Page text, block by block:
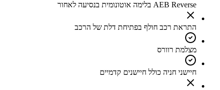
AEB Reverse בלימה אוטונומית בנסיעה לאחור
התראת רכב חולף בפתיחת דלת של הרכב
מצלמת רוורס
חיישני חניה כולל חיישנים קדמיים